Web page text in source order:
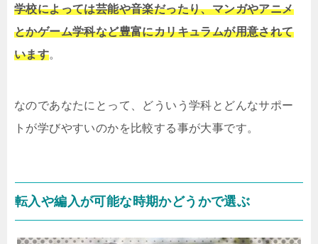
学校によっては芸能や音楽だったり、マンガやアニメ
とかゲーム学科など豊富にカリキュラムが用意されて
います。
なのであなたにとって、どういう学科とどんなサポー
トが学びやすいのかを比較する事が大事です。
転入や編入が可能な時期かどうかで選ぶ